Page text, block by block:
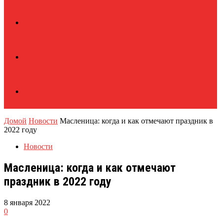
Домой Новости Масленица: когда и как отмечают праздник в
2022 году
Новости
Масленица: когда и как отмечают
праздник в 2022 году
8 января 2022
0